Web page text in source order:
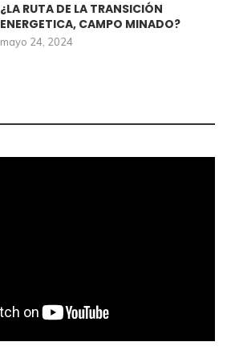
¿LA RUTA DE LA TRANSICIÓN
ENERGETICA, CAMPO MINADO?
mayo 24, 2024